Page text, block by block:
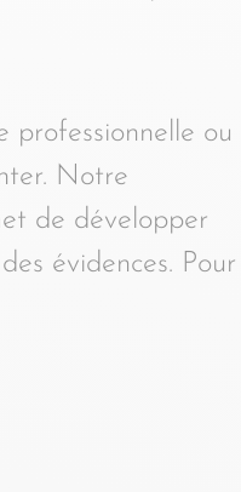
professionnelle ou
Notre
de développer
évidences. Pour